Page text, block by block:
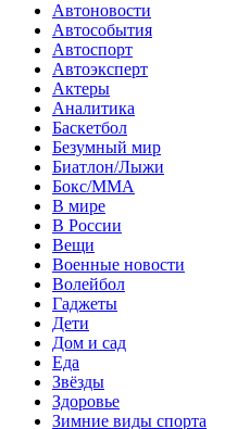
Автоновости
Автособытия
Автоспорт
Автоэксперт
Актеры
Аналитика
Баскетбол
Безумный мир
Биатлон/Лыжи
Бокс/MMA
В мире
В России
Вещи
Военные новости
Волейбол
Гаджеты
Дети
Дом и сад
Еда
Звёзды
Здоровье
Зимние виды спорта